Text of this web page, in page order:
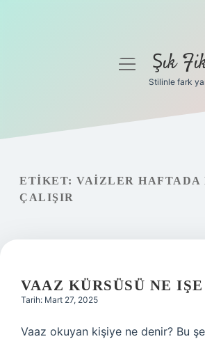
Gizlilik Politikası
Hakkımızda
menüyüŞık
Stilinle fark
ETIKET: VAIZLER HAFTADA
ÇALIŞIR
VAAZ KÜRSÜSÜ NE
Tarih: Mart 27, 2025
Vaaz okuyan kişiye ne denir? Bu